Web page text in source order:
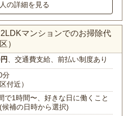
の詳細を見る
マンションでのお掃除代
）
、交通費支給、前払い制度あり
分
付近）
で1時間〜、好きな日に働くこと
補の日時から選択)